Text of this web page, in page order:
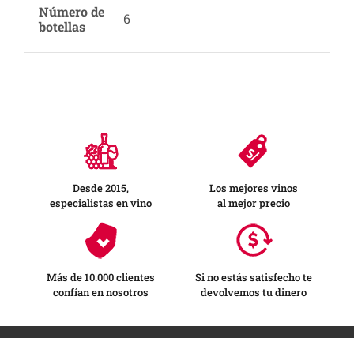
Número de
botellas
6
Desde 2015,
especialistas en vino
Los mejores vinos
al mejor precio
Más de 10.000 clientes
confían en nosotros
Si no estás satisfecho te
devolvemos tu dinero